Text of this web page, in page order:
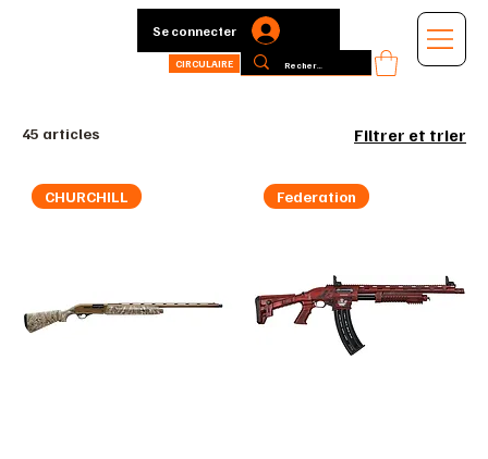
Se connecter
CIRCULAIRE
45 articles Filtrer et trier
CHURCHILL Federation